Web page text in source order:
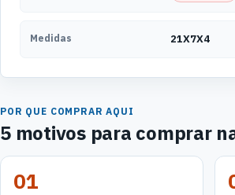
Medidas 21X7X4
POR QUE COMPRAR AQUI
5 motivos para comprar
01